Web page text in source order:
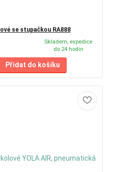
se stupačkou RA888
Skladem, expedice
do 24 hodin
Přidat do košíku